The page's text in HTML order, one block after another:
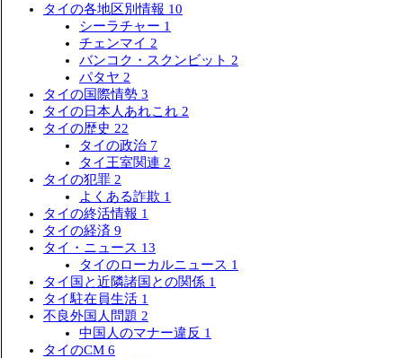
タイの各地区別情報 10
シーラチャー 1
チェンマイ 2
バンコク・スクンビット 2
パタヤ 2
タイの国際情勢 3
タイの日本人あれこれ 2
タイの歴史 22
タイの政治 7
タイ王室関連 2
タイの犯罪 2
よくある詐欺 1
タイの終活情報 1
タイの経済 9
タイ・ニュース 13
タイのローカルニュース 1
タイ国と近隣諸国との関係 1
タイ駐在員生活 1
不良外国人問題 2
中国人のマナー違反 1
タイのCM 6